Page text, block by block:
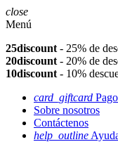
close
Menú
25discount - 25% de
20discount - 20% de
10discount - 10%
card_giftcard
Sobre nosotros
Contáctenos
help_outline